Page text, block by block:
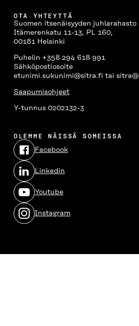
OTA YHTEYTTÄ
Suomen itsenäisyyden juhlarahasto
Itämerenkatu 11-13, PL 160,
00181 Helsinki
Puhelin +358 294 618 991
Sähköpostiosoite
etunimi.sukunimi@sitra.fi tai
Saapumisohjeet
Y-tunnus 0202132-3
OLEMME NÄISSÄ SOMEISSA
Facebook
Avautuu
uudessa
ikkunassaLinkedin
Avautuu
uudessa
ikkunassaYoutube
Avautuu
uudessa
ikkunassaInstagram
Avautuu
uudessa